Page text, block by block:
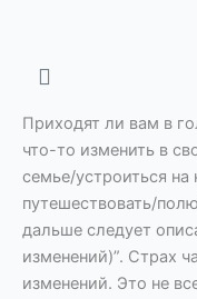
Приходят ли вам в
что-то изменить в
семье/устроиться на
путешествовать/
дальше следует
изменений)”. Страх
изменений. Это не